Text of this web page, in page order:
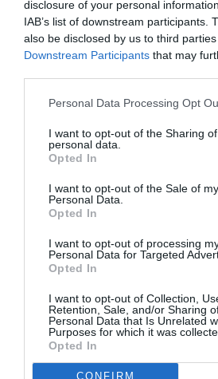
disclosure of your personal
IAB’s list of downstream participants.
also be disclosed by us to third
Downstream Participants that may
Personal Data Processing Opt
I want to opt-out of the Sharing
personal data.
Opted In
I want to opt-out of the Sale of my
Personal Data.
Opted In
I want to opt-out of processing
Personal Data for Targeted
Opted In
I want to opt-out of Collection,
Retention, Sale, and/or Sharing
Personal Data that Is Unrelated
Purposes for which it was
Opted In
CONFIRM
Il s’est masturbé sur une
de prison et interdiction de séjour
CIEL : LE
MANS